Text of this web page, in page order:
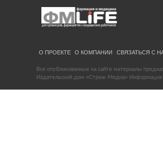
О ПРОЕКТЕ О КОМПАНИИ СВЯЗАТЬСЯ С
Все опубликованные на сайте материалы
Издательский дом «Стриж Медиа» Информация